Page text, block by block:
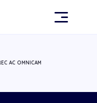
AC OMNICAM